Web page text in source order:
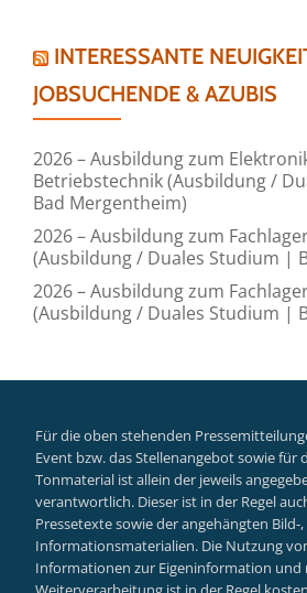
INTERESSANTE
JOBSUCHENDE & AZUBIS
2026 – Ausbildung zum
Betriebstechnik (Ausbildung /
Bad Mergentheim)
2026 – Ausbildung zum
(Ausbildung / Duales Studium |
2026 – Ausbildung zum
(Ausbildung / Duales Studium |
Für die oben stehenden
Event bzw. das Stellenangebot sowie für
Tonmaterial ist allein der jeweils
verantwortlich. Dieser ist in der Regel
Pressetexte sowie der angehängten Bild-
Informationsmaterialien. Die Nutzung
Informationen zur Eigeninformation und